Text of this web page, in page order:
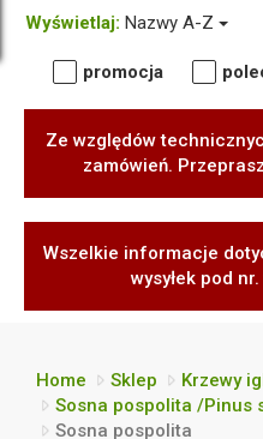
Wyświetlaj: Nazwy A-Z
promocja
Ze względów
zamówień.
Wszelkie informacje
wysyłek pod
Home Sklep
Krzewy
Sosna pospolita /Pinus
Sosna pospolita